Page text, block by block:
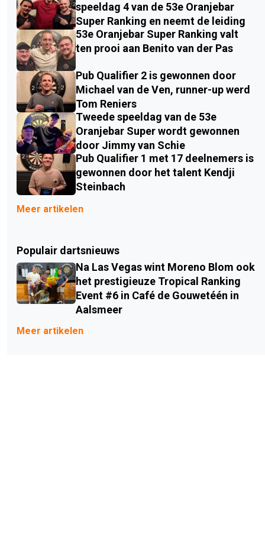
speeldag 4 van de 53e Oranjebar
Super Ranking en neemt de leiding
53e Oranjebar Super Ranking valt
ten prooi aan Benito van der Pas
Pub Qualifier 2 is gewonnen door
Michael van de Ven, runner-up werd
Tom Reniers
Tweede speeldag van de 53e
Oranjebar Super wordt gewonnen
door Jimmy van Schie
Pub Qualifier 1 met 17 deelnemers is
gewonnen door het talent Kendji
Steinbach
Meer artikelen
Populair dartsnieuws
Na Las Vegas wint Moreno Blom ook
het prestigieuze Tropical Ranking
Event #6 in Café de Gouwetéén in
Aalsmeer
Meer artikelen